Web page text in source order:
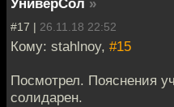
УниверСол »
#17 | 26.11.18 22:52
Кому: stahlnoy, #15
Посмотрел. Пояснения
солидарен.